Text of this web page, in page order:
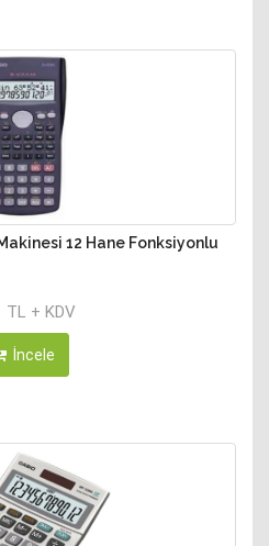
12 Hane Fonksiyonlu
TL + KDV
İncele